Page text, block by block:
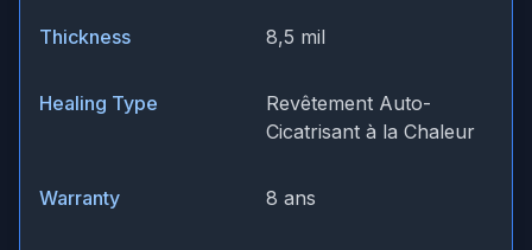
Thickness 8,5 mil
Healing Type
Revêtement Auto-
Cicatrisant à la Chaleur
Warranty 8 ans